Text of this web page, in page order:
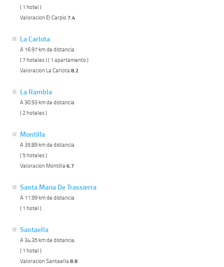
( 1 hotel )
Valoracion El Carpio7.4
La Carlota
A 16.97 km de distancia
( 7 hoteles ) ( 1 apartamento )
Valoracion La Carlota 8.2
La Rambla
A 30.93 km de distancia
( 2 hoteles )
Montilla
A 35.89 km de distancia
( 5 hoteles )
Valoracion Montilla 6.7
Santa Maria De Trassierra
A 11.99 km de distancia
( 1 hotel )
Santaella
A 34.35 km de distancia
( 1 hotel )
Valoracion Santaella 8.8